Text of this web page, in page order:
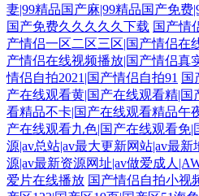
妻|99精品国产麻|99精品国产免费
国产免费久久久久久下载 国产情
产情侣一区二区三区|国产情侣在
产情侣在线视频播放|国产情侣真
情侣自拍2021|国产情侣自拍91 国
产在线观看黄|国产在线观看精|
看精品不卡|国产在线观看精品午
产在线观看九色|国产在线观看免|
源|av总站|av最大更新网站|av最
源|av最新资源网址|av做爱成人
爱片在线播放 国产情侣自拍小视